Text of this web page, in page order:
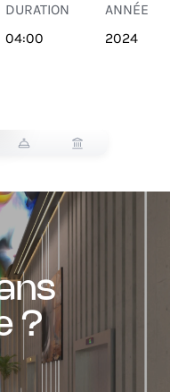
DURATION
04:00
ANNÉE
2024
?